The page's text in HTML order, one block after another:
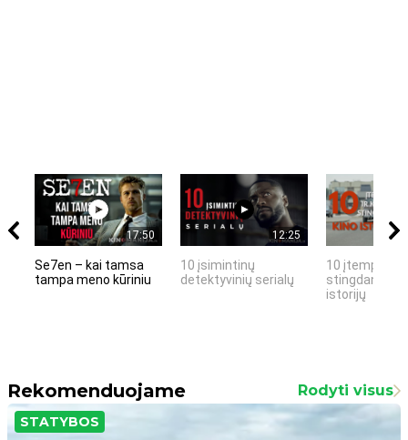
17:50
Se7en – kai tamsa
tampa meno kūriniu
12:25
10 įsimintinų
detektyvinių serialų
10 įtemptų,
stingdančių
istorijų
Rekomenduojame Rodyti visus
STATYBOS